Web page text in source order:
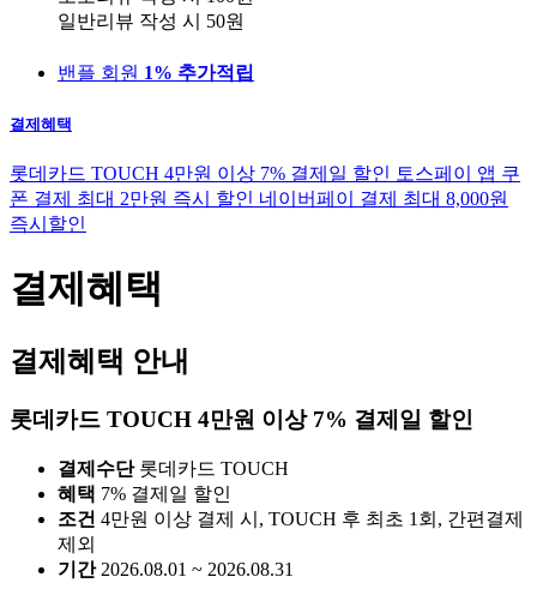
일반리뷰 작성 시 50원
밴플 회원 1% 추가적립
결제혜택
롯데카드 TOUCH 4만원 이상 7% 결제일 할인 토스페이 앱 쿠
폰 결제 최대 2만원 즉시 할인 네이버페이 결제 최대 8,000원
즉시할인
결제혜택
결제혜택 안내
롯데카드 TOUCH 4만원 이상 7% 결제일 할인
결제수단 롯데카드 TOUCH
혜택 7% 결제일 할인
조건 4만원 이상 결제 시, TOUCH 후 최초 1회, 간편결제
제외
기간 2026.08.01 ~ 2026.08.31